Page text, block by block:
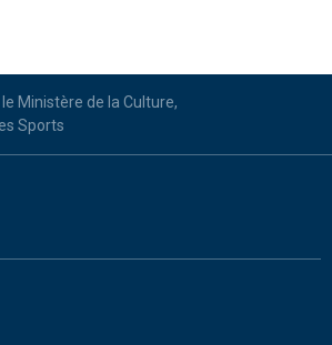
Ministère de la Culture,
Sports